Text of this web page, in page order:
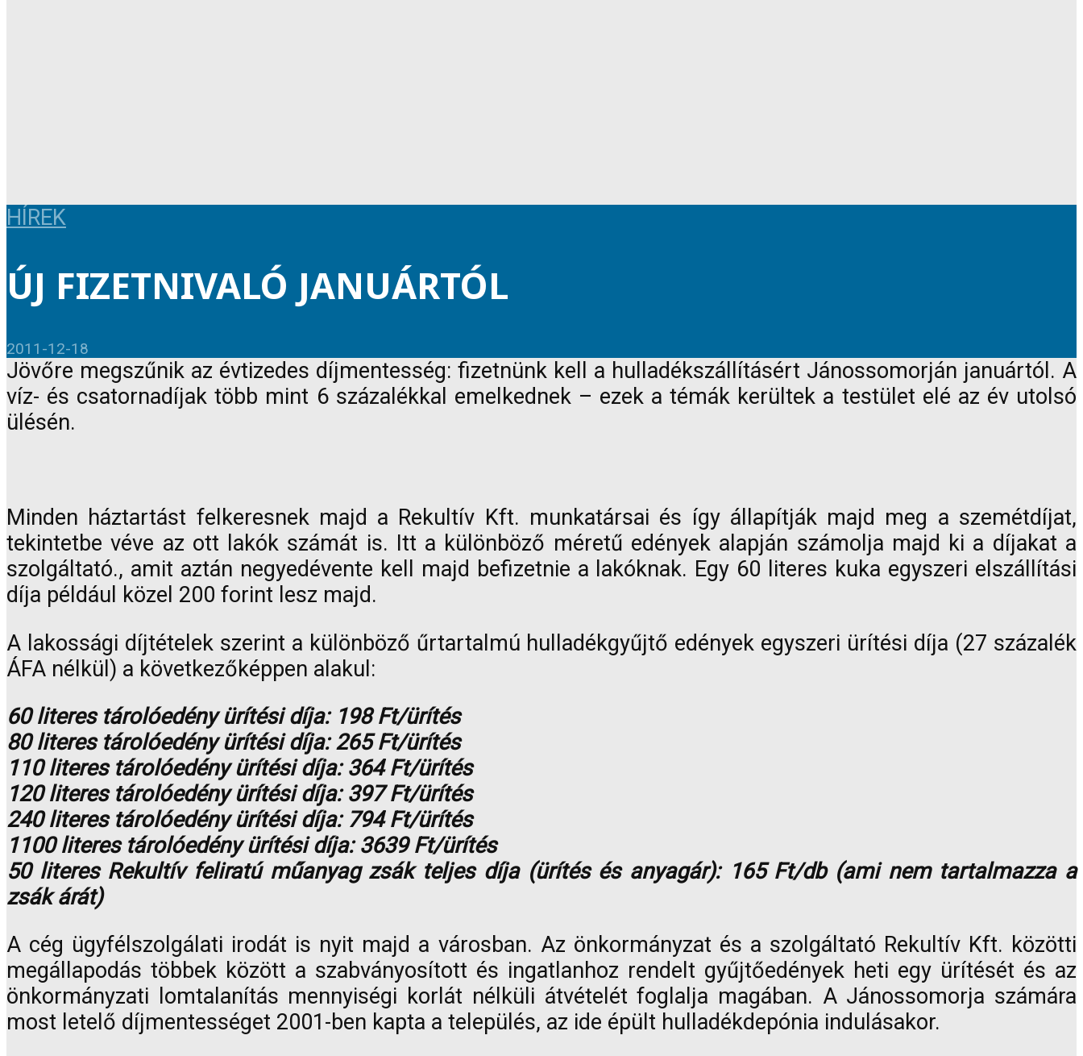
HÍREK
ÚJ FIZETNIVALÓ JANUÁRTÓL
2011-12-18
Jövőre megszűnik az évtizedes díjmentesség: fizetnünk kell a hulladékszállításért Jánossomorján januártól. A
víz- és csatornadíjak több mint 6 százalékkal emelkednek – ezek a témák kerültek a testület elé az év utolsó
ülésén.
Minden háztartást felkeresnek majd a Rekultív Kft. munkatársai és így állapítják majd meg a szemétdíjat,
tekintetbe véve az ott lakók számát is. Itt a különböző méretű edények alapján számolja majd ki a díjakat a
szolgáltató., amit aztán negyedévente kell majd befizetnie a lakóknak. Egy 60 literes kuka egyszeri elszállítási
díja például közel 200 forint lesz majd.
A lakossági díjtételek szerint a különböző űrtartalmú hulladékgyűjtő edények egyszeri ürítési díja (27 százalék
ÁFA nélkül) a következőképpen alakul:
60 literes tárolóedény ürítési díja: 198 Ft/ürítés
80 literes tárolóedény ürítési díja: 265 Ft/ürítés
110 literes tárolóedény ürítési díja: 364 Ft/ürítés
120 literes tárolóedény ürítési díja: 397 Ft/ürítés
240 literes tárolóedény ürítési díja: 794 Ft/ürítés
1100 literes tárolóedény ürítési díja: 3639 Ft/ürítés
50 literes Rekultív feliratú műanyag zsák teljes díja (ürítés és anyagár): 165 Ft/db (ami nem tartalmazza a
zsák árát)
A cég ügyfélszolgálati irodát is nyit majd a városban. Az önkormányzat és a szolgáltató Rekultív Kft. közötti
megállapodás többek között a szabványosított és ingatlanhoz rendelt gyűjtőedények heti egy ürítését és az
önkormányzati lomtalanítás mennyiségi korlát nélküli átvételét foglalja magában. A Jánossomorja számára
most letelő díjmentességet 2001-ben kapta a település, az ide épült hulladékdepónia indulásakor.